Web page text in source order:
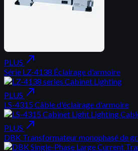
PLUS north_east
Série LZ-4138 Éclairage d'armoire
PLUS north_east
LS-4315 Câble d'éclairage d'armoire
PLUS north_east
DBK Transformateur monophasé de